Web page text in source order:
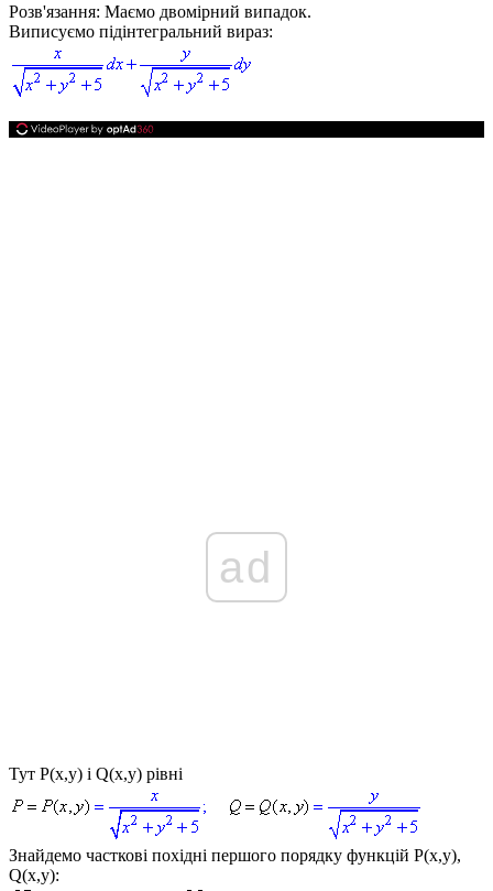
Розв'язання: Маємо двомірний випадок.
Виписуємо підінтегральний вираз:
ad
Тут P(x,y) і Q(x,y) рівні
Знайдемо часткові похідні першого порядку функцій P(x,y),
Q(x,y):